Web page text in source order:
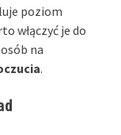
poziom
włączyć je do
na
.